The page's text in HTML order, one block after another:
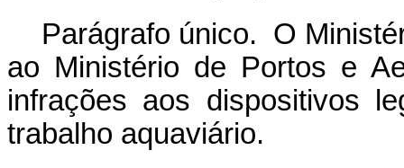
Parágrafo único. O
ao Ministério de Portos e
infrações aos dispositivos
trabalho aquaviário.